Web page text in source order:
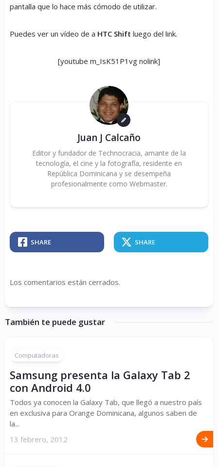
pantalla que lo hace más cómodo de utilizar.
Puedes ver un vídeo de a HTC Shift luego del link.
[youtube m_IsK51P1vg nolink]
Juan J Calcaño
Editor y fundador de Technocracia, amante de la
tecnología, el cine y la fotografía, residente en
República Dominicana y se desempeña
profesionalmente como Webmaster.
SHARE SHARE
Los comentarios están cerrados.
También te puede gustar
Computadoras
Samsung presenta la Galaxy Tab 2
con Android 4.0
Todos ya conocen la Galaxy Tab, que llegó a nuestro país
en exclusiva para Orange Dominicana, algunos saben de
la...
13 febrero, 2012